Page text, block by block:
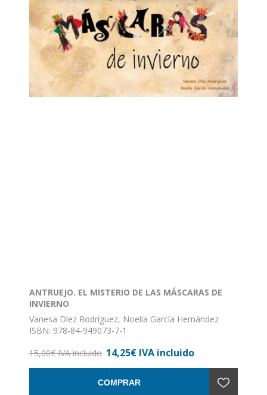
ANTRUEJO. EL MISTERIO DE LAS MÁSCARAS DE
INVIERNO
Vanesa Díez Rodríguez, Noelia García Hernández
ISBN: 978-84-949073-7-1
Nº de páginas: 56
15,00€ IVA incluido 14,25€ IVA incluido
COMPRAR